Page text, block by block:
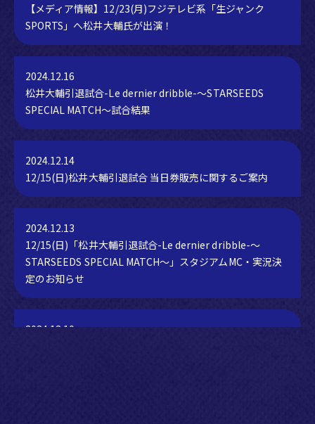
【メディア情報】12/23(月)フジテレビ系「生ジャンク
SPORTS」へ松井大輔氏が出演！
2024.12.16
松井大輔引退試合-Le dernier dribble-～STARSEEDS
SPECIAL MATCH～試合結果
2024.12.14
12/15(日)松井大輔引退試合 当日券販売に関するご案内
2024.12.13
12/15(日)「松井大輔引退試合-Le dernier dribble-～
STARSEEDS SPECIAL MATCH～」スタジアムMC・実況決
定のお知らせ
2024.12.10